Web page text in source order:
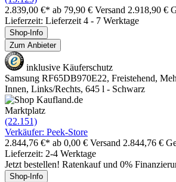
2.839,00 €* ab 79,90 € Versand 2.918,90 €
Lieferzeit: Lieferzeit 4 - 7 Werktage
Shop-Info
Zum Anbieter
inklusive Käuferschutz
Samsung RF65DB970E22, Freistehend,
Innen, Links/Rechts, 645 l - Schwarz
Marktplatz
(22.151)
Verkäufer: Peek-Store
2.844,76 €* ab 0,00 € Versand 2.844,76 €
Lieferzeit: 2-4 Werktage
Jetzt bestellen! Ratenkauf und 0%
Shop-Info